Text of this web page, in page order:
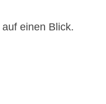
auf einen Blick.